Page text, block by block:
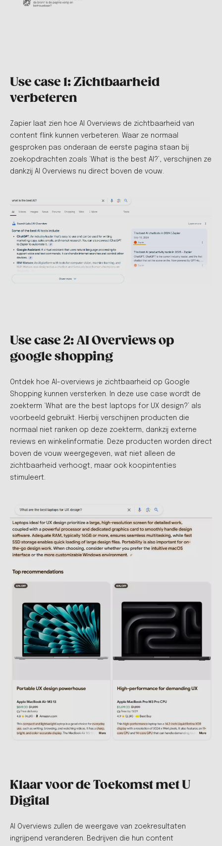
Use case 1: Zichtbaarheid
verbeteren
Zapier laat zien hoe AI Overviews de zichtbaarheid van
content flink kunnen verbeteren. Waar ze normaal
gesproken pas onderaan de eerste pagina staan bij
zoekopdrachten zoals ‘What is the best AI?’, verschijnen ze
dankzij AI Overviews nu direct boven de vouw.
Use case 2: AI Overviews op
google shopping
Ontdek hoe AI-overviews je zichtbaarheid op Google
Shopping kunnen versterken. In deze use case wordt de
zoekterm ‘What are the best laptops for UX design?’ als
voorbeeld gebruikt. Hierbij verschijnen producten die
normaal niet ranken op deze zoekterm, dankzij externe
reviews en winkelinformatie. Deze producten worden direct
boven de vouw weergegeven, wat niet alleen de
zichtbaarheid verhoogt, maar ook koopintenties
stimuleert.
Klaar voor de Toekomst met U
Digital
AI Overviews zullen de weergave van zoekresultaten
ingrijpend veranderen. Bedrijven die hun content